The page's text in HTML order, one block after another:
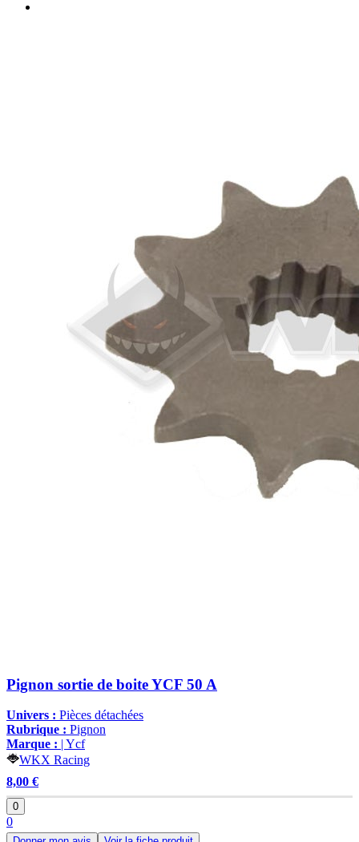
Pignon sortie de boite YCF 50 A
Univers : Pièces détachées
Rubrique : Pignon
Marque : | Ycf
WKX Racing
8,00 €
0
0